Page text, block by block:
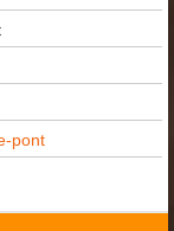
pont